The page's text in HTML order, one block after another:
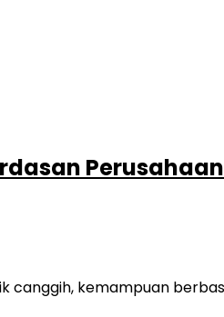
kemampuan